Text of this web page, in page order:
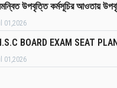
উপবৃত্তি কর্মসূচির আওতায়
01,2026
BOARD EXAM SEAT
01,2026